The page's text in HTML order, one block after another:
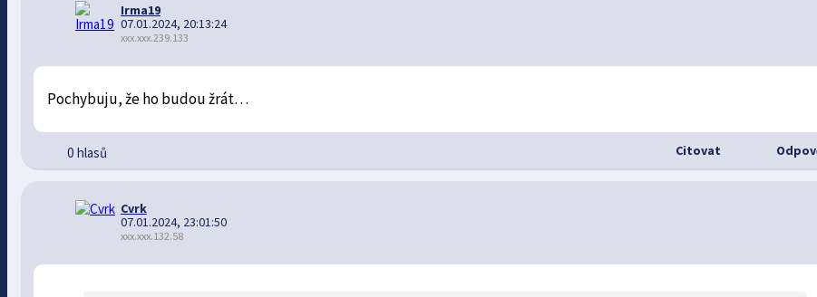
Irma19
07.01.2024, 20:13:24
xxx.xxx.239.133
Pochybuju, že ho budou žrát…
0 hlasů Citovat
Cvrk
07.01.2024, 23:01:50
xxx.xxx.132.58